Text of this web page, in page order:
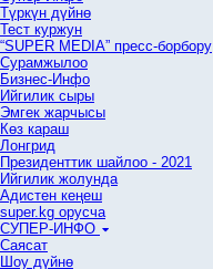
Түркүн дүйнө
Тест куржун
“SUPER MEDIA” пресс-борбору
Сурамжылоо
Бизнес-Инфо
Ийгилик сыры
Эмгек жарчысы
Көз караш
Лонгрид
Президенттик шайлоо - 2021
Ийгилик жолунда
Адистен кеңеш
super.kg орусча
СУПЕР-ИНФО
Саясат
Шоу дүйнө